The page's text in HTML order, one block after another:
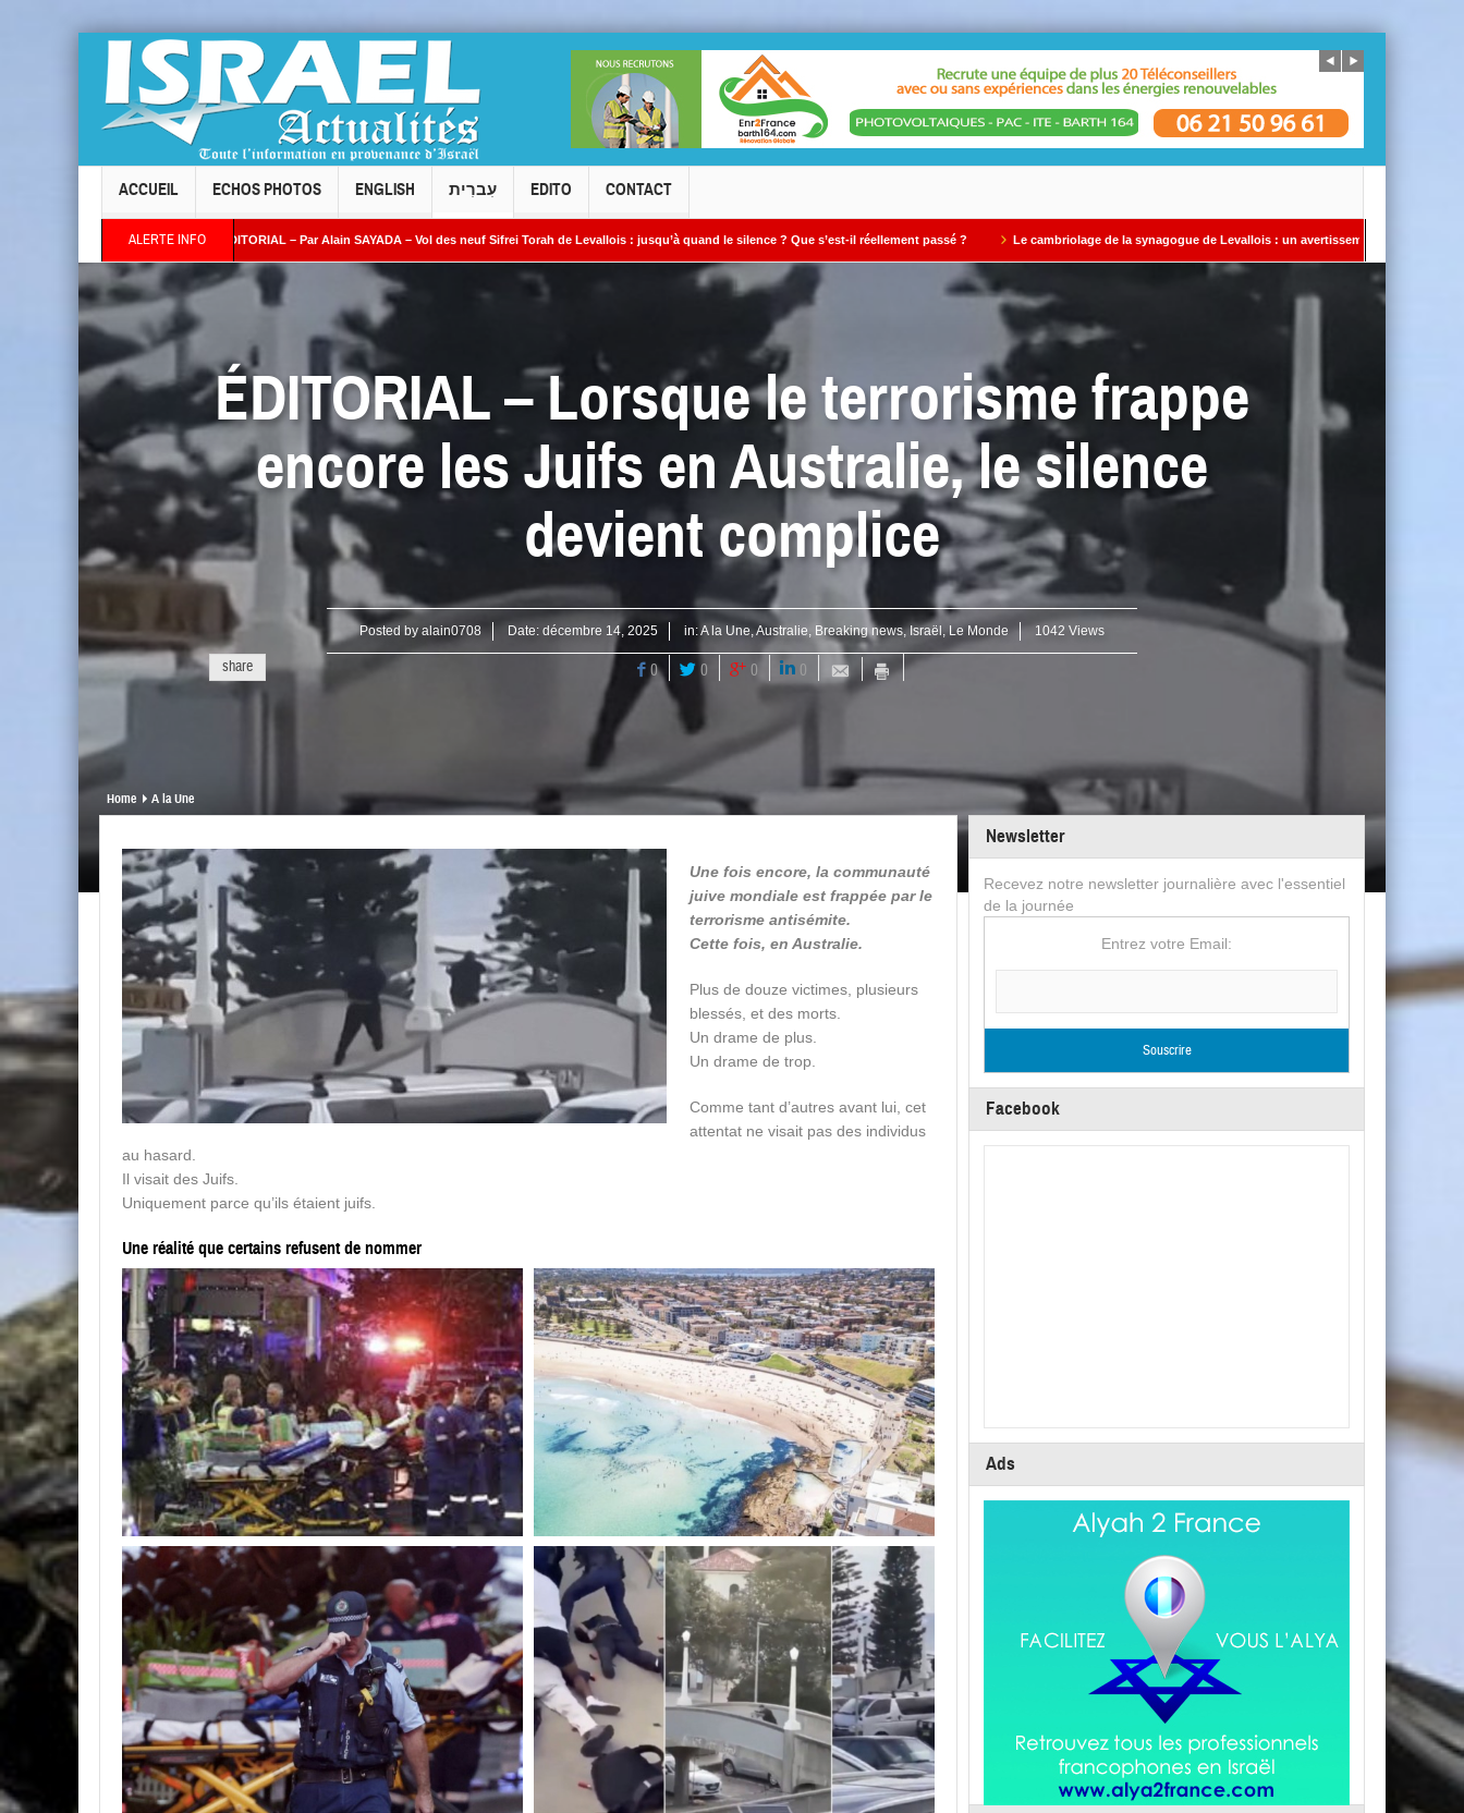
ACCUEIL ECHOS PHOTOS ENGLISH עִברִית EDITO CONTACT
ALERTE INFO
ÉDITORIAL – Par Alain SAYADA – Vol des neuf Sifrei Torah de Levallois : jusqu’à quand le silence ? Que s’est-il réellement passé ? Le cambriolage de la synagogue de Levallois : un avertissement qui ne doit pas être ignoré Par Alain
: combien de temps l’Occident continuera-t-il à fermer les yeux ? »
ÉDITORIAL – Lorsque le terrorisme frappe
encore les Juifs en Australie, le silence
devient complice
Posted by alain0708 Date: décembre 14, 2025 in:A la Une,Australie, Breaking news,Israël ,Le Monde 1042 Views
share 0 0 0 0
Home A la Une
Une fois encore, la communauté
juive mondiale est frappée par le
terrorisme antisémite.
Cette fois, en Australie.
Plus de douze victimes, plusieurs
blessés, et des morts.
Un drame de plus.
Un drame de trop.
Comme tant d’autres avant lui, cet
attentat ne visait pas des individus
au hasard.
Il visait des Juifs.
Uniquement parce qu’ils étaient juifs.
Une réalité que certains refusent de nommer
Newsletter
Recevez notre newsletter journalière avec l'essentiel
de la journée
Entrez votre Email:
Facebook
Ads